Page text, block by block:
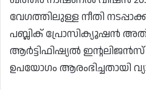
വേഗത്തിലുള്ള നീതി
പബ്ലിക് പ്രോസിക്യൂഷൻ
ആർട്ടിഫിഷ്യൽ ഇന്റലിജൻസ്
ഉപയോഗം ആരംഭിച്ചതായി